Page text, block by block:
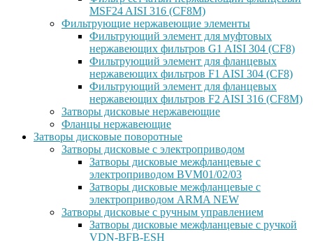
MSF24 AISI 316 (CF8M)
Фильтрующие нержавеющие элементы
Фильтрующий элемент для муфтовых
нержавеющих фильтров G1 AISI 304 (CF8)
Фильтрующий элемент для фланцевых
нержавеющих фильтров F1 AISI 304 (CF8)
Фильтрующий элемент для фланцевых
нержавеющих фильтров F2 AISI 316 (CF8M)
Затворы дисковые нержавеющие
Фланцы нержавеющие
Затворы дисковые поворотные
Затворы дисковые с электроприводом
Затворы дисковые межфланцевые с
электроприводом BVM01/02/03
Затворы дисковые межфланцевые с
электроприводом ARMA NEW
Затворы дисковые с ручным управлением
Затворы дисковые межфланцевые с ручкой
VDN-BFB-ESH